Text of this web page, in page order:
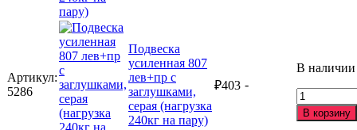
(нагрузка
240кг
на
Артикул:
5286
Подвеска
усиленная 807
лев+пр с
заглушками,
серая (нагрузка
240кг на пару)
₽403 -
В наличии
товара
Подвеска
В корзину